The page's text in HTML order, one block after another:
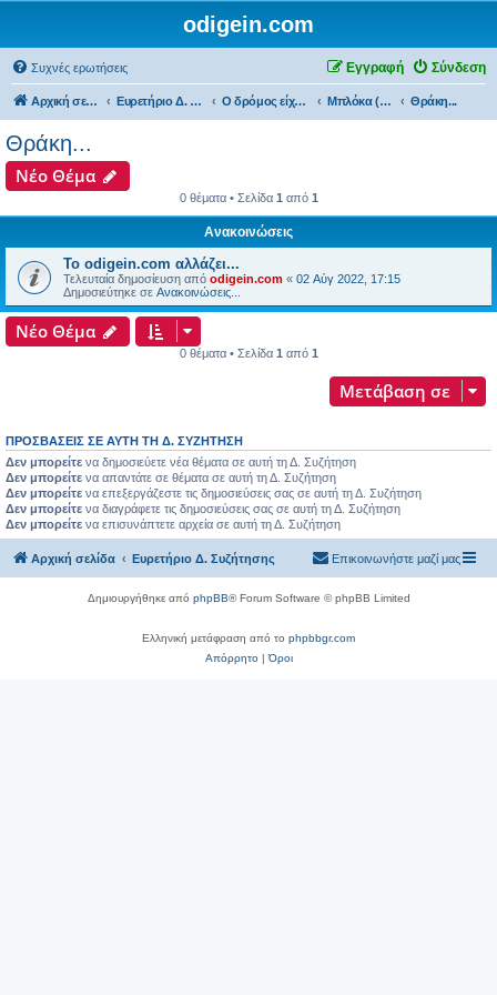
odigein.com
Συχνές ερωτήσεις Σύνδεση
Εγγραφή
Αρχική σελίδα Ευρετήριο Δ. Συζήτησης Ο δρόμος είχε την δική του Ιστορία... Μπλόκα (bloka)... Θράκη...
Θράκη...
Νέο Θέμα
0 θέματα • Σελίδα 1 από 1
Ανακοινώσεις
Το odigein.com αλλάζει...
Τελευταία δημοσίευση από odigein.com « 02 Αύγ 2022, 17:15
Δημοσιεύτηκε σε Ανακοινώσεις...
Νέο Θέμα
0 θέματα • Σελίδα 1 από 1
Μετάβαση σε
ΠΡΟΣΒΆΣΕΙΣ ΣΕ ΑΥΤΉ ΤΗ Δ. ΣΥΖΉΤΗΣΗ
Δεν μπορείτε να δημοσιεύετε νέα θέματα σε αυτή τη Δ. Συζήτηση
Δεν μπορείτε να απαντάτε σε θέματα σε αυτή τη Δ. Συζήτηση
Δεν μπορείτε να επεξεργάζεστε τις δημοσιεύσεις σας σε αυτή τη Δ. Συζήτηση
Δεν μπορείτε να διαγράφετε τις δημοσιεύσεις σας σε αυτή τη Δ. Συζήτηση
Δεν μπορείτε να επισυνάπτετε αρχεία σε αυτή τη Δ. Συζήτηση
Αρχική σελίδα Ευρετήριο Δ. Συζήτησης Επικοινωνήστε μαζί μας
Δημιουργήθηκε από phpBB® Forum Software © phpBB Limited
Ελληνική μετάφραση από το phpbbgr.com
Απόρρητο|Όροι